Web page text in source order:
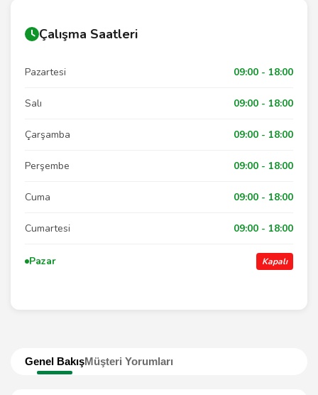
Genel BakışMüşteri Yorumları
Çalışma Saatleri
Pazartesi 09:00 - 18:00
Salı 09:00 - 18:00
Çarşamba 09:00 - 18:00
Perşembe 09:00 - 18:00
Cuma 09:00 - 18:00
Cumartesi 09:00 - 18:00
Pazar Kapalı